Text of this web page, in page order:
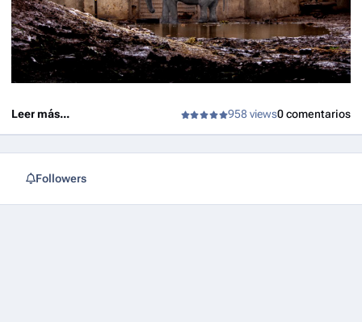
Leer más... 958 views0 comentarios
Followers